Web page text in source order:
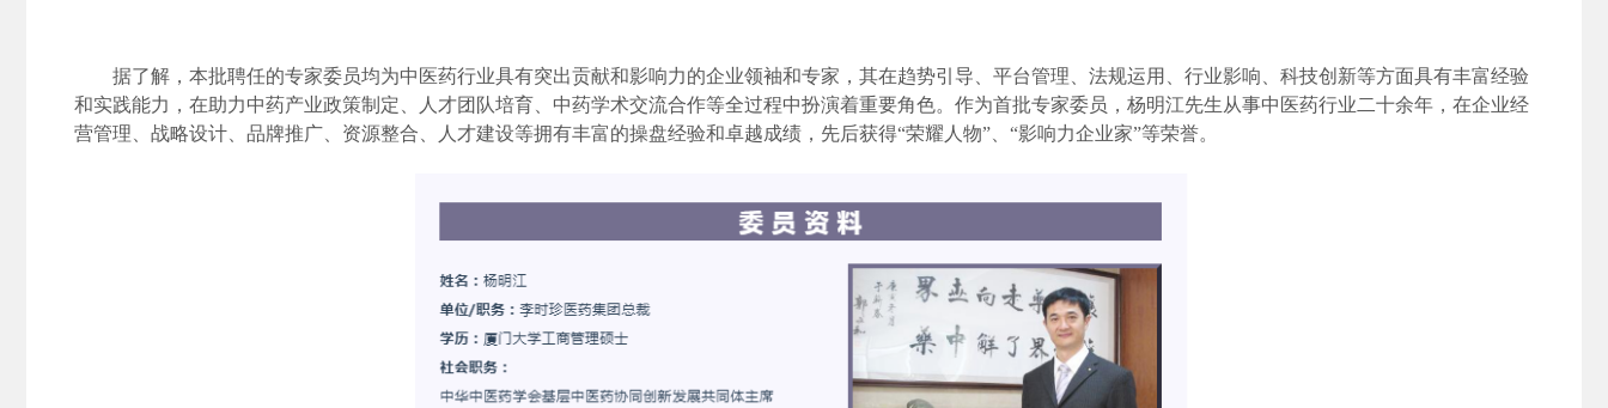
据了解，本批聘任的专家委员均为中医药行业具有突出贡献和影响力的企业领袖和专家，其在趋势引导、平台管理、法规运用、行业影响、科技创新等方面具有丰富经验
和实践能力，在助力中药产业政策制定、人才团队培育、中药学术交流合作等全过程中扮演着重要角色。作为首批专家委员，杨明江先生从事中医药行业二十余年，在企业经
营管理、战略设计、 品牌推广 资源整合、 人才建设等拥有丰富的操盘经验和卓越成绩，先后获得“荣耀人物”、“影响力企业家”等荣誉。